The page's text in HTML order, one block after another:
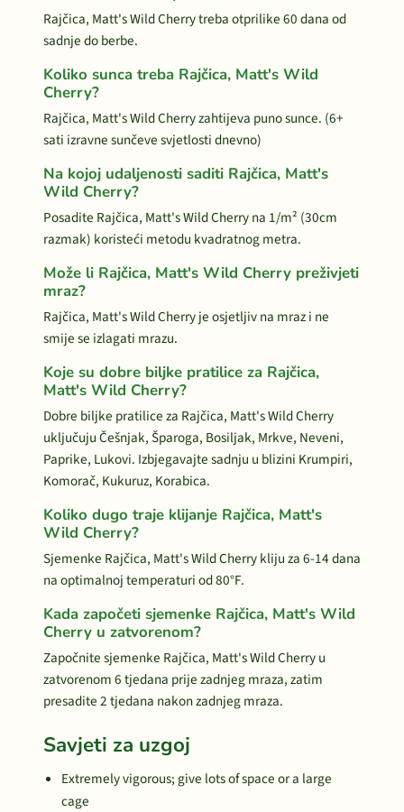
Rajčica, Matt's Wild Cherry treba otprilike 60 dana od
sadnje do berbe.
Koliko sunca treba Rajčica, Matt's Wild
Cherry?
Rajčica, Matt's Wild Cherry zahtijeva puno sunce. (6+
sati izravne sunčeve svjetlosti dnevno)
Na kojoj udaljenosti saditi Rajčica, Matt's
Wild Cherry?
Posadite Rajčica, Matt's Wild Cherry na 1/m² (30cm
razmak) koristeći metodu kvadratnog metra.
Može li Rajčica, Matt's Wild Cherry preživjeti
mraz?
Rajčica, Matt's Wild Cherry je osjetljiv na mraz i ne
smije se izlagati mrazu.
Koje su dobre biljke pratilice za Rajčica,
Matt's Wild Cherry?
Dobre biljke pratilice za Rajčica, Matt's Wild Cherry
uključuju Češnjak, Šparoga, Bosiljak, Mrkve, Neveni,
Paprike, Lukovi. Izbjegavajte sadnju u blizini Krumpiri,
Komorač, Kukuruz, Korabica.
Koliko dugo traje klijanje Rajčica, Matt's
Wild Cherry?
Sjemenke Rajčica, Matt's Wild Cherry kliju za 6-14 dana
na optimalnoj temperaturi od 80°F.
Kada započeti sjemenke Rajčica, Matt's Wild
Cherry u zatvorenom?
Započnite sjemenke Rajčica, Matt's Wild Cherry u
zatvorenom 6 tjedana prije zadnjeg mraza, zatim
presadite 2 tjedana nakon zadnjeg mraza.
Savjeti za uzgoj
Extremely vigorous; give lots of space or a large
cage